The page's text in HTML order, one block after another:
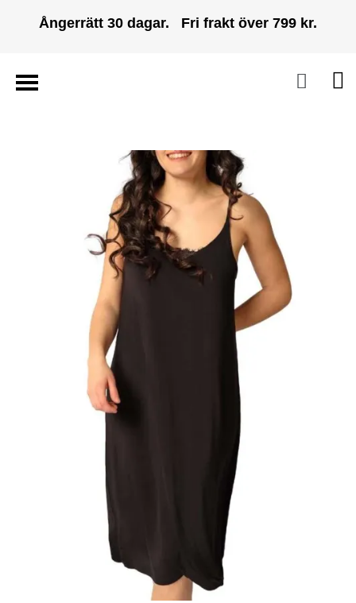
Ångerrätt 30 dagar. Fri frakt över 799 kr.